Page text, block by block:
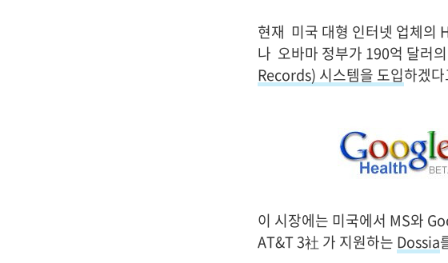
현재 미국 대형 인터넷 업체의
나 오바마 정부가 190억 달러
Records) 시스템을 도입하겠
이 시장에는 미국에서 MS와
AT&T 3社 가 지원하는 Dossia